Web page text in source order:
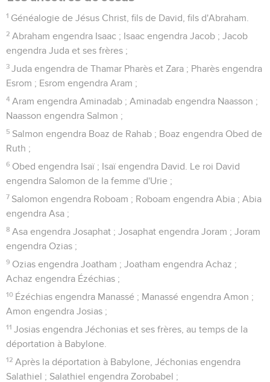
1 Généalogie de Jésus Christ, fils de David, fils d'Abraham.
2 Abraham engendra Isaac ; Isaac engendra Jacob ; Jacob
engendra Juda et ses frères ;
3 Juda engendra de Thamar Pharès et Zara ; Pharès engendra
Esrom ; Esrom engendra Aram ;
4 Aram engendra Aminadab ; Aminadab engendra Naasson ;
Naasson engendra Salmon ;
5 Salmon engendra Boaz de Rahab ; Boaz engendra Obed de
Ruth ;
6 Obed engendra Isaï ; Isaï engendra David. Le roi David
engendra Salomon de la femme d'Urie ;
7 Salomon engendra Roboam ; Roboam engendra Abia ; Abia
engendra Asa ;
8 Asa engendra Josaphat ; Josaphat engendra Joram ; Joram
engendra Ozias ;
9 Ozias engendra Joatham ; Joatham engendra Achaz ;
Achaz engendra Ézéchias ;
10 Ézéchias engendra Manassé ; Manassé engendra Amon ;
Amon engendra Josias ;
11 Josias engendra Jéchonias et ses frères, au temps de la
déportation à Babylone.
12 Après la déportation à Babylone, Jéchonias engendra
Salathiel ; Salathiel engendra Zorobabel ;